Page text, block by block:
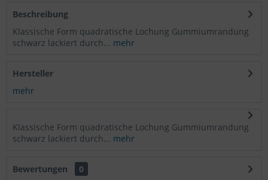
Beschreibung
Klassische Form quadratische Lochung Gummiumrandung
schwarz lackiert durch... mehr
Hersteller
mehr
Klassische Form quadratische Lochung Gummiumrandung
schwarz lackiert durch... mehr
Bewertungen
0